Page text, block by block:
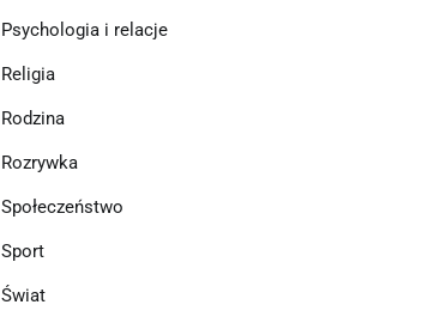
Psychologia i relacje
Religia
Rodzina
Rozrywka
Społeczeństwo
Sport
Świat